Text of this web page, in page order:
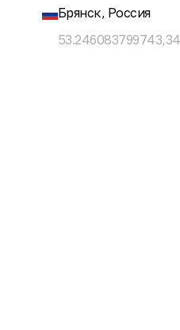
Брянск, Россия